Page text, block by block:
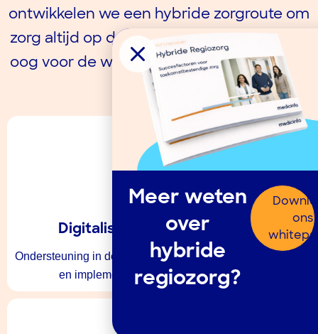
ontwikkelen we een hybride zorgroute om
zorg altijd op de juiste plek te leveren. Met
oog voor de wensen van zowel patiënt als
zorgverlener.
Digitalisering van zorgpaden
Ondersteuning in de ontwikkeling van digitale zorgpaden,
en implementatie van digitale middelen.
Meer weten
over
hybride
regiozorg?
ons